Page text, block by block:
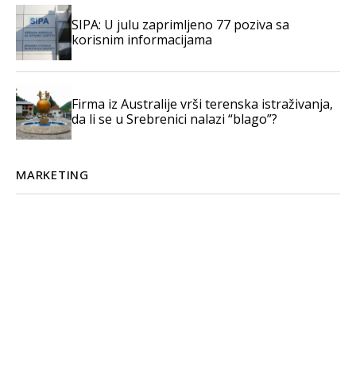
SIPA: U julu zaprimljeno 77 poziva sa
korisnim informacijama
Firma iz Australije vrši terenska istraživanja,
da li se u Srebrenici nalazi “blago”?
MARKETING